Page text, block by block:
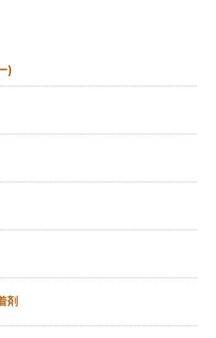
)
剤